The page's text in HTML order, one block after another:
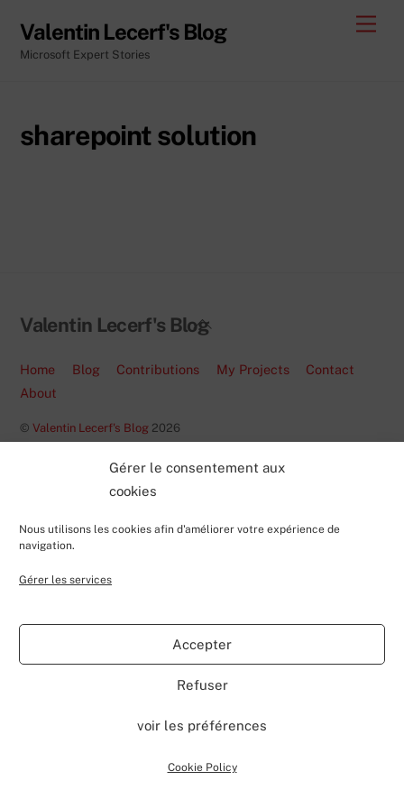
Gérer le consentement aux
cookies
Nous utilisons les cookies afin d'améliorer votre expérience de
navigation.
Gérer les services
Accepter
Refuser
voir les préférences
Cookie Policy
content
Valentin Lecerf's Blog
Microsoft Expert Stories
sharepoint solution
Back
Top
Valentin Lecerf's Blog
Home Blog Contributions My Projects
Contact
About
©Valentin Lecerf's Blog 2026